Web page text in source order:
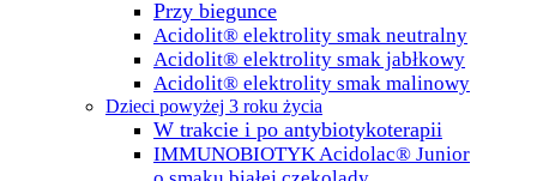
Przy biegunce
Acidolit® elektrolity smak neutralny
Acidolit® elektrolity smak jabłkowy
Acidolit® elektrolity smak malinowy
Dzieci powyżej 3 roku życia
W trakcie i po antybiotykoterapii
IMMUNOBIOTYK Acidolac® Junior